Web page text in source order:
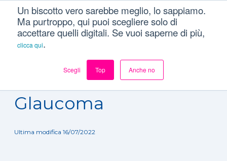
Un biscotto vero sarebbe meglio, lo sappiamo.
Ma purtroppo, qui puoi scegliere solo di
accettare quelli digitali. Se vuoi saperne di più,
clicca qui.
Scegli Top Anche no
Patologie/ Glaucoma
Glaucoma
Ultima modifica 16/07/2022